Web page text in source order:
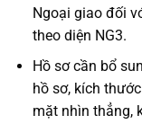
Ngoại giao đối
theo diện NG3.
Hồ sơ cần bổ
hồ sơ, kích
mặt nhìn thẳng,